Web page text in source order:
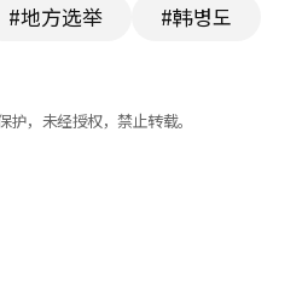
#地方选举
#韩병도
护，未经授权，禁止转载。